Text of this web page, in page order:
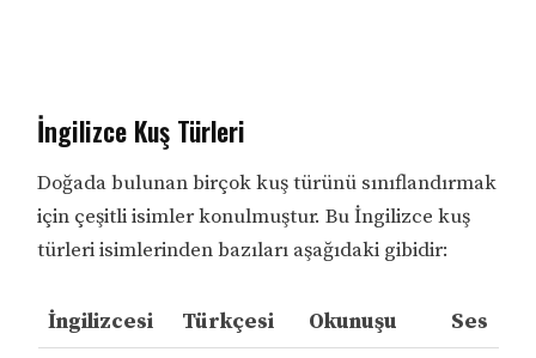
İngilizce Kuş Türleri
Doğada bulunan birçok kuş türünü sınıflandırmak
için çeşitli isimler konulmuştur. Bu İngilizce kuş
türleri isimlerinden bazıları aşağıdaki gibidir:
İngilizcesi Türkçesi Okunuşu Ses